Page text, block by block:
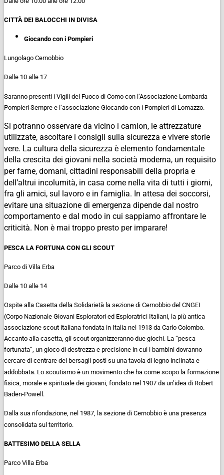
CITTÀ DEI BALOCCHI IN DIVISA
Giocando con i Pompieri
Lungolago Cernobbio
Dalle 10 alle 17
Saranno presenti i Vigili del Fuoco di Como con l’Associazione Lombarda
Pompieri Sempre e l’associazione Giocando con i Pompieri di Lomazzo.
Si potranno osservare da vicino i camion, le attrezzature
utilizzate, ascoltare i consigli sulla sicurezza e vivere storie
vere. La cultura della sicurezza è elemento fondamentale
della crescita dei giovani nella società moderna, un requisito
per farne, domani, cittadini responsabili della propria e
dell’altrui incolumità, in casa come nella vita di tutti i giorni,
fra gli amici, sul lavoro e in famiglia. In attesa dei soccorsi,
evitare una situazione di emergenza dipende dal nostro
comportamento e dal modo in cui sappiamo affrontare le
criticità. Non è mai troppo presto per imparare!
PESCA LA FORTUNA CON GLI SCOUT
Parco di Villa Erba
Dalle 10 alle 14
Ospite alla Casetta della Solidarietà la sezione di Cernobbio del CNGEI
(Corpo Nazionale Giovani Esploratori ed Esploratrici Italiani, la più antica
associazione scout italiana fondata in Italia nel 1913 da Carlo Colombo.
Accanto alla casetta, gli scout organizzeranno due giochi. La “pesca
fortunata”, un gioco di destrezza e precisione in cui i bambini dovranno
cercare di centrare dei bersagli posti su una tavola di legno inclinata e
addobbata. Lo scoutismo è un movimento che ha come scopo la formazione
fisica, morale e spirituale dei giovani, fondato nel 1907 da un’idea di Robert
Baden-Powell.
Dalla sua rifondazione, nel 1987, la sezione di Cernobbio è una presenza
consolidata sul territorio.
BATTESIMO DELLA SELLA
Parco Villa Erba